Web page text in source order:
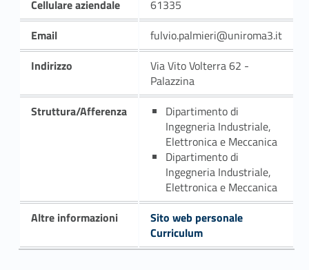
Cellulare aziendale
61335
Email
fulvio.palmieri@uniroma3.it
Indirizzo
Via Vito Volterra 62 -
Palazzina
Struttura/Afferenza
Dipartimento di
Ingegneria Industriale,
Elettronica e Meccanica
Dipartimento di
Ingegneria Industriale,
Elettronica e Meccanica
Altre informazioni
Sito web personale
Curriculum